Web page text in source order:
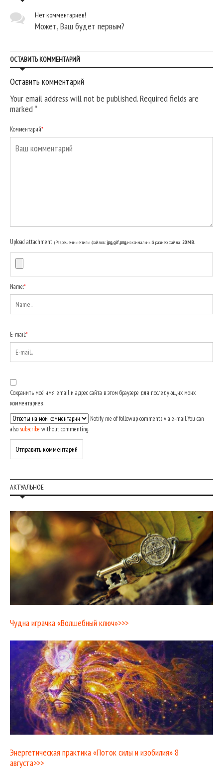
Нет комментариев!
Может, Ваш будет первым?
ОСТАВИТЬ КОММЕНТАРИЙ
Оставить комментарий
Your email address will not be published. Required fields are
marked*
Комментарий*
Upload attachment (Разрешенные типы файлов:jpg, gif, png, максимальный размер файла:20MB.
Name:*
E-mail:*
Сохранить моё имя, email и адрес сайта в этом браузере для последующих моих
комментариев.
Notify me of followup comments via e-mail. You can
also subscribe without commenting.
АКТУАЛЬНОЕ
Чудна играчка «Волшебный ключ»>>>
Энергетическая практика «Поток силы и изобилия» 8
августа>>>